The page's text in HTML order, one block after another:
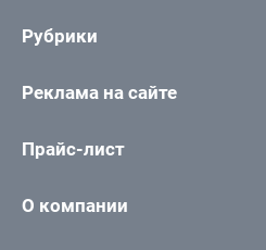
Рубрики
Реклама на сайте
Прайс-лист
О компании